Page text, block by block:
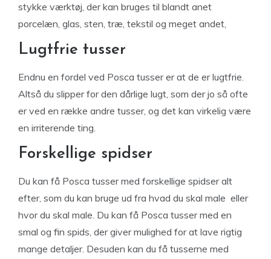
stykke værktøj, der kan bruges til blandt anet
porcelæn, glas, sten, træ, tekstil og meget andet,
Lugtfrie tusser
Endnu en fordel ved Posca tusser er at de er lugtfrie.
Altså du slipper for den dårlige lugt, som der jo så ofte
er ved en række andre tusser, og det kan virkelig være
en irriterende ting.
Forskellige spidser
Du kan få Posca tusser med forskellige spidser alt
efter, som du kan bruge ud fra hvad du skal male eller
hvor du skal male. Du kan få Posca tusser med en
smal og fin spids, der giver mulighed for at lave rigtig
mange detaljer. Desuden kan du få tusserne med